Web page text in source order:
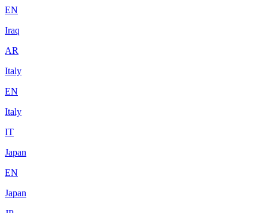
EN
Iraq
AR
Italy
EN
Italy
IT
Japan
EN
Japan